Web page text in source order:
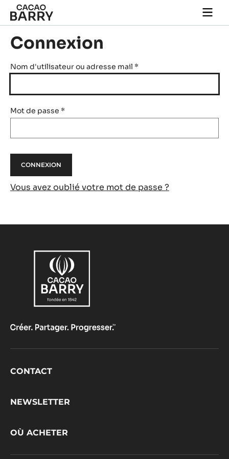
Skip to main content
main
Connexion
Nom d'utilisateur ou adresse mail *
Mot de passe *
Vous avez oublié votre mot de passe ?
Footer
CONTACT
NEWSLETTER
OÙ ACHETER